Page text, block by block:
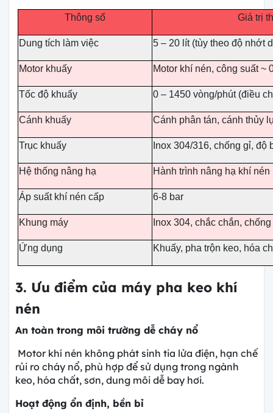
Thông số Giá trị
Dung tích làm việc 5 – 20 lít (tùy theo độ nhớt
Motor khuấy Motor khí nén, công suất ~
Tốc độ khuấy 0 – 1450 vòng/phút (điều
Cánh khuấy Cánh phân tán, cánh thủy
Trục khuấy Inox 304/316, chống gỉ, độ
Hệ thống nâng hạ Hành trình nâng hạ khí nén
Áp suất khí nén cấp 6-8 bar
Khung máy Inox 304, chắc chắn,
Ứng dụng Khuấy, pha trộn keo, hóa
3. Ưu điểm của máy pha keo khí
nén
An toàn trong môi trường dễ cháy nổ
Motor khí nén không phát sinh tia lửa điện, hạn chế
rủi ro cháy nổ, phù hợp để sử dụng trong ngành
keo, hóa chất, sơn, dung môi dễ bay hơi.
Hoạt động ổn định, bền bỉ